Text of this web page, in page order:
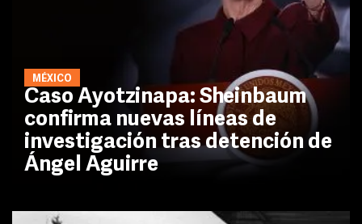
MÉXICO
Caso Ayotzinapa: Sheinbaum
confirma nuevas líneas de
investigación tras detención de
Ángel Aguirre